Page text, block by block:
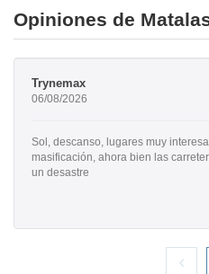
Opiniones de
Trynemax
06/08/2026
Sol, descanso, lugares muy
masificación, ahora bien las
un desastre